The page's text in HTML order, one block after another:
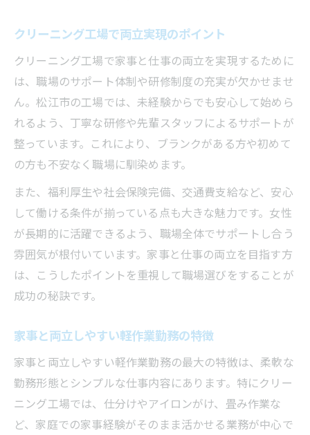
クリーニング工場で両立実現のポイント
クリーニング工場で家事と仕事の両立を実現するために
は、職場のサポート体制や研修制度の充実が欠かせませ
ん。松江市の工場では、未経験からでも安心して始めら
れるよう、丁寧な研修や先輩スタッフによるサポートが
整っています。これにより、ブランクがある方や初めて
の方も不安なく職場に馴染めます。
また、福利厚生や社会保険完備、交通費支給など、安心
して働ける条件が揃っている点も大きな魅力です。女性
が長期的に活躍できるよう、職場全体でサポートし合う
雰囲気が根付いています。家事と仕事の両立を目指す方
は、こうしたポイントを重視して職場選びをすることが
成功の秘訣です。
家事と両立しやすい軽作業勤務の特徴
家事と両立しやすい軽作業勤務の最大の特徴は、柔軟な
勤務形態とシンプルな仕事内容にあります。特にクリー
ニング工場では、仕分けやアイロンがけ、畳み作業な
ど、家庭での家事経験がそのまま活かせる業務が中心で